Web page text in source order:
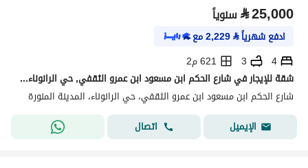
⃁25,000 سنوياً
ادفع شهرياً⃁
2,229مع
4
3
621 م2
شقة للإيجار في شارع الحكم ابن مسعود ابن عمرو الثقفي, حي الرانوناء, مدينة المدينة المنورة, منطقة المدينة المنورة
شارع الحكم ابن مسعود ابن عمرو الثقفي، حي الرانوناء، المدينة المنورة
الإيميل
اتصال